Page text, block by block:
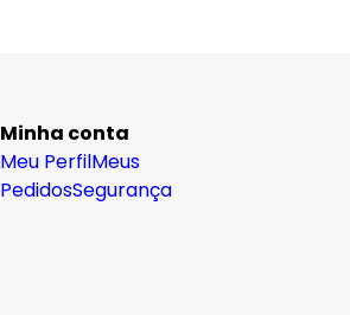
Minha conta
Meu PerfilMeus
PedidosSegurança